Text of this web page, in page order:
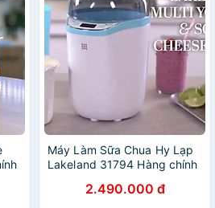
Máy Làm Sữa Chua Hy Lạp
Lakeland 31794 Hàng chính
2.490.000 đ